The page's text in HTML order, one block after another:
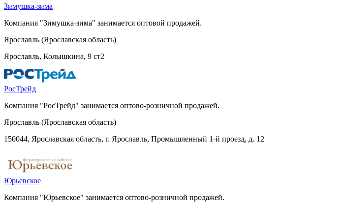
Зимушка-зима
Компания "Зимушка-зима" занимается оптовой продажей.
Ярославль (Ярославская область)
Ярославль, Колышкина, 9 ст2
РосТрейд
Компания "РосТрейд" занимается оптово-розничной продажей.
Ярославль (Ярославская область)
150044, Ярославская область, г. Ярославль, Промышленный 1-й проезд, д. 12
Юрьевское
Компания "Юрьевское" занимается оптово-розничной продажей.